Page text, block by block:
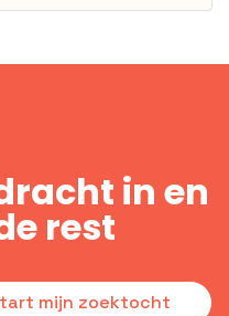
in en
rest
mijn zoektocht